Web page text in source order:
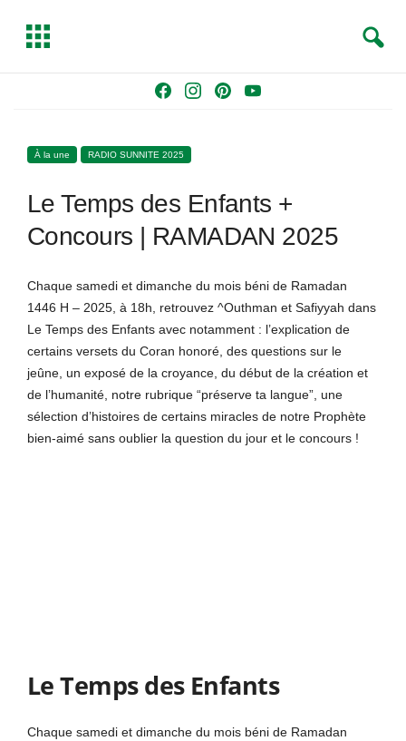
e
o
k
g
a
r
s
Y
b
T
g
e
a
À la une RADIO SUNNITE 2025
Le Temps des Enfants +
Concours | RAMADAN 2025
Chaque samedi et dimanche du mois béni de Ramadan
1446 H – 2025, à 18h, retrouvez ^Outhman et Safiyyah dans
Le Temps des Enfants avec notamment : l’explication de
certains versets du Coran honoré, des questions sur le
jeûne, un exposé de la croyance, du début de la création et
de l’humanité, notre rubrique “préserve ta langue”, une
sélection d’histoires de certains miracles de notre Prophète
bien-aimé sans oublier la question du jour et le concours !
Le Temps des Enfants
Chaque samedi et dimanche du mois béni de Ramadan